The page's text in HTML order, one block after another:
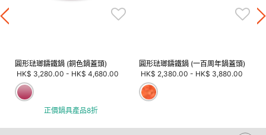
圓形琺瑯鑄鐵鍋 (銅色鍋蓋頭)
HK$ 3,280.00 - HK$ 4,680.00
正價鍋具產品8折
圓形琺瑯鑄鐵鍋 (一百周年鍋蓋頭)
HK$ 2,380.00 - HK$ 3,880.00